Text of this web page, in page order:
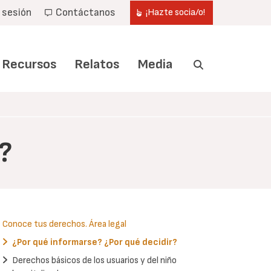
Contáctanos ¡Hazte socia/o!
Recursos Relatos Media
Conoce tus derechos. Área legal
¿Por qué informarse? ¿Por qué decidir?
Derechos básicos de los usuarios y del niño